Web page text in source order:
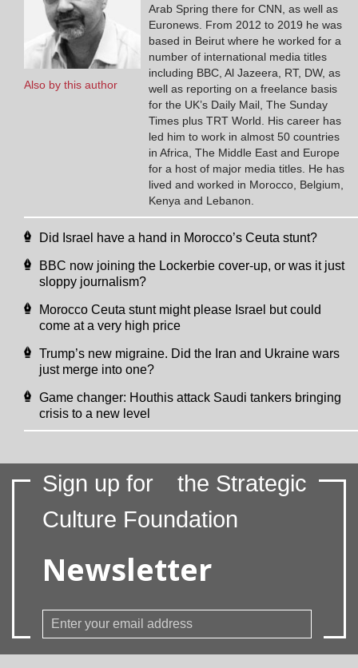
Also by this author
Arab Spring there for CNN, as well as
Euronews. From 2012 to 2019 he was
based in Beirut where he worked for a
number of international media titles
including BBC, Al Jazeera, RT, DW, as
well as reporting on a freelance basis
for the UK’s Daily Mail, The Sunday
Times plus TRT World. His career has
led him to work in almost 50 countries
in Africa, The Middle East and Europe
for a host of major media titles. He has
lived and worked in Morocco, Belgium,
Kenya and Lebanon.
Did Israel have a hand in Morocco’s Ceuta stunt?
BBC now joining the Lockerbie cover-up, or was it just
sloppy journalism?
Morocco Ceuta stunt might please Israel but could
come at a very high price
Trump’s new migraine. Did the Iran and Ukraine wars
just merge into one?
Game changer: Houthis attack Saudi tankers bringing
crisis to a new level
Sign up for
the Strategic
Culture Foundation
Newsletter